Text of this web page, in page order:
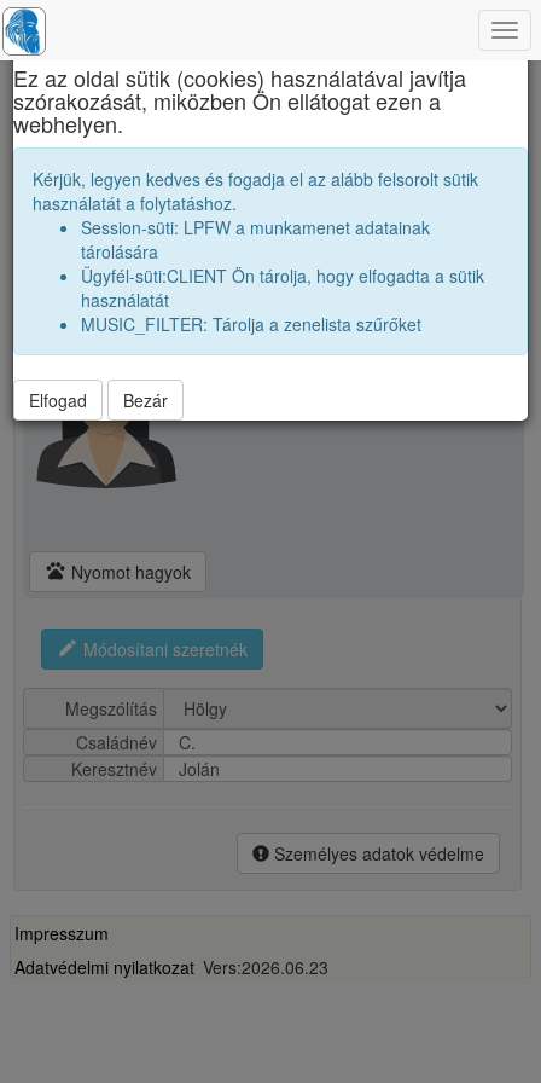
Brassai Sámuel Líceum
C. Jolán
C. Jolán
pets Nyomot hagyok
edit Módosítani szeretnék
Megszólítás
Családnév
C.
Keresztnév
Jolán
Személyes adatok védelme
Impresszum
Adatvédelmi nyilatkozat Vers:2026.06.23
×
Ez az oldal sütik (cookies) használatával javítja
szórakozását, miközben Ön ellátogat ezen a
webhelyen.
Kérjük, legyen kedves és fogadja el az alább felsorolt sütik
használatát a folytatáshoz.
Session-süti: LPFW a munkamenet adatainak
tárolására
Ügyfél-süti:CLIENT Ön tárolja, hogy elfogadta a sütik
használatát
MUSIC_FILTER: Tárolja a zenelista szűrőket
Elfogad Bezár